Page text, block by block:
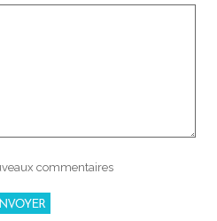
commentaires